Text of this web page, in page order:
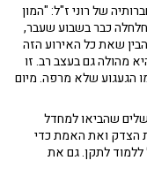
של רוני ז"ל: "המון
כבר בשבוע שעבר,
שאת כל האירוע הזה
מהולה גם בעצב רב. זו
הגעגוע שלא מרפה. מיום
שהביאו למחדל
הצדק ואת האמת כדי
ללמוד לתקן. גם את